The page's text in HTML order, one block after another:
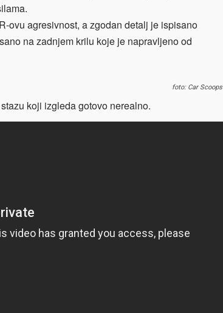
ovu agresivnost, a zgodan detalj je ispisano
na zadnjem krilu koje je napravljeno od
foto: Car Scoops
koji izgleda gotovo nerealno.